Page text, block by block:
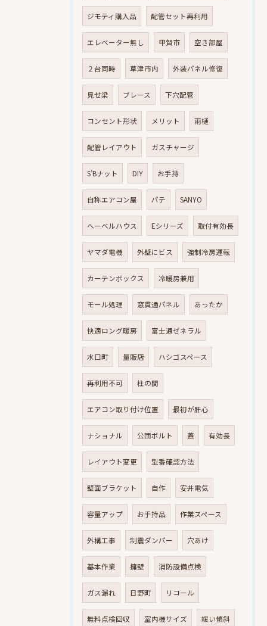
ジモティ購入品 配管セット再利用
エレベーター無し 甲賀市 空き部屋
２台同時 草津市内 外装パネル修復
見せ梁 ブレース 下穴配管
コンセント形状 メリット 雨樋
配管レイアウト ガスチャージ
S’Bナット DIY お手持
自称エアコン屋 パテ SANYO
へーベルハウス Eシリーズ 取付有効長
ヤマダ電機 外壁にビス 強制冷房運転
カーテンボックス 冷暖房兼用
モール処理 窓貫通パネル あったか
快適ロング暖房 富士通ゼネラル
水口町 量販店 ハシゴスペース
再利用不可 柱の間
エアコン取り付け位置 最初が肝心
ナショナル 公団ボルト 蓋 有効長
レイアウト変更 型番確認方法
壁面ブラケット 自作 安井電気
容量アップ お手持品 作業スペース
外構工事 制震ダンパー 穴あけ
基本作業 擁壁 消防設備点検
ガス漏れ 日野町 リコール
無料点検回収 室内機サイズ 緩い傾斜